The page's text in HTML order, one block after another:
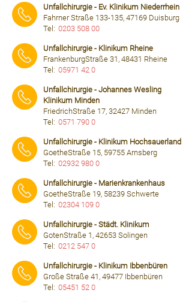
Unfallchirurgie - Ev. Klinikum Niederrhein
Fahrner Straße 133-135, 47169 Duisburg
Tel: 0203 508 00
Unfallchirurgie - Klinikum Rheine
FrankenburgStraße 31, 48431 Rheine
Tel: 05971 42 0
Unfallchirurgie - Johannes Wesling
Klinikum Minden
FriedrichStraße 17, 32427 Minden
Tel: 0571 790 0
Unfallchirurgie - Klinikum Hochsauerland
GoetheStraße 15, 59755 Arnsberg
Tel: 02932 980 0
Unfallchirurgie - Marienkrankenhaus
GoetheStraße 19, 58239 Schwerte
Tel: 02304 109 0
Unfallchirurgie - Städt. Klinikum
GotenStraße 1, 42653 Solingen
Tel: 0212 547 0
Unfallchirurgie - Klinikum Ibbenbüren
Große Straße 41, 49477 Ibbenbüren
Tel: 05451 52 0